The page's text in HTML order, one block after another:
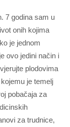
7 godina sam u
onih kojima
je jednom
ovo jedini način i
plodovima
je temelj
pobačaja za
za trudnice,